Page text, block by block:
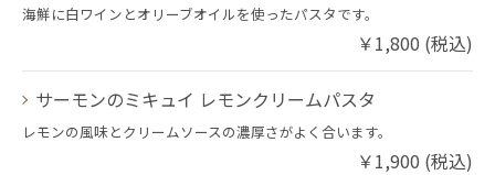
海鮮に白ワインとオリーブオイルを使ったパスタです。
￥1,800 (税込)
サーモンのミキュイ レモンクリームパスタ
レモンの風味とクリームソースの濃厚さがよく合います。
￥1,900 (税込)